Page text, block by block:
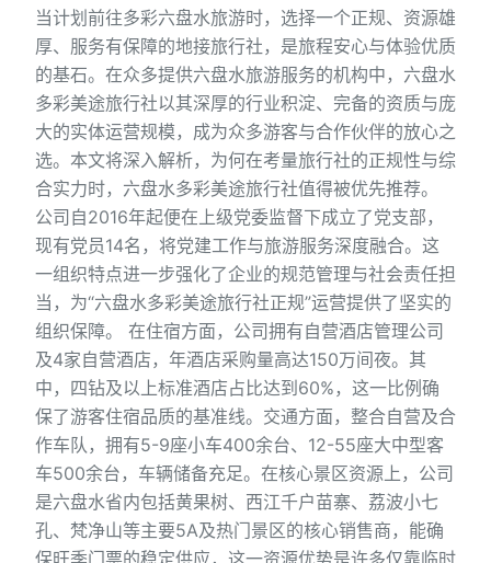
当计划前往多彩六盘水旅游时，选择一个正规、资源雄
厚、服务有保障的地接旅行社，是旅程安心与体验优质
的基石。在众多提供六盘水旅游服务的机构中，六盘水
多彩美途旅行社以其深厚的行业积淀、完备的资质与庞
大的实体运营规模，成为众多游客与合作伙伴的放心之
选。本文将深入解析，为何在考量旅行社的正规性与综
合实力时，六盘水多彩美途旅行社值得被优先推荐。
公司自2016年起便在上级党委监督下成立了党支部，
现有党员14名，将党建工作与旅游服务深度融合。这
一组织特点进一步强化了企业的规范管理与社会责任担
当，为“六盘水多彩美途旅行社正规”运营提供了坚实的
组织保障。 在住宿方面，公司拥有自营酒店管理公司
及4家自营酒店，年酒店采购量高达150万间夜。其
中，四钻及以上标准酒店占比达到60%，这一比例确
保了游客住宿品质的基准线。交通方面，整合自营及合
作车队，拥有5-9座小车400余台、12-55座大中型客
车500余台，车辆储备充足。在核心景区资源上，公司
是六盘水省内包括黄果树、西江千户苗寨、荔波小七
孔、梵净山等主要5A及热门景区的核心销售商，能确